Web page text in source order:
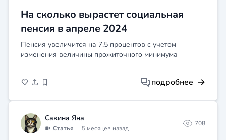
На сколько вырастет социальная
пенсия в апреле 2024
Пенсия увеличится на 7,5 процентов с учетом
изменения величины прожиточного минимума
подробнее
Савина Яна
Статья 5 месяцев назад
708